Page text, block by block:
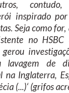
contudo,
inspirado
Seja como
no HSBC
lavagem de
na Inglaterra,
(...)‘ (grifos